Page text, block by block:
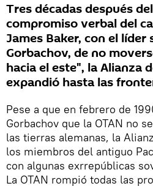
Tres décadas después
compromiso verbal del
James Baker, con el
Gorbachov, de no
hacia el este", la Alianza
expandió hasta las
Pese a que en febrero de
Gorbachov que la OTAN no
las tierras alemanas, la
los miembros del antiguo
con algunas exrrepúblicas
La OTAN rompió todas las